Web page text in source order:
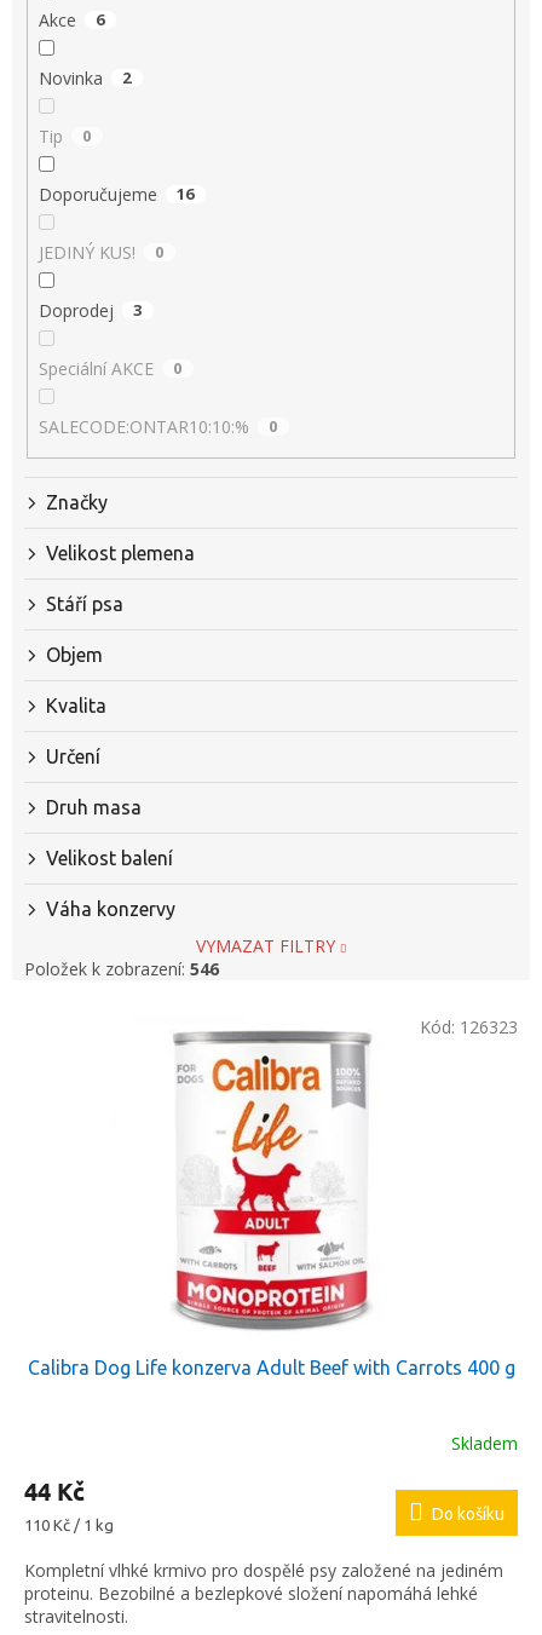
Akce 6
Novinka 2
Tip 0
Doporučujeme 16
JEDINÝ KUS! 0
Doprodej 3
Speciální AKCE 0
SALECODE:ONTAR10:10:% 0
Značky
Velikost plemena
Stáří psa
Objem
Kvalita
Určení
Druh masa
Velikost balení
Váha konzervy
VYMAZAT FILTRY
Položek k zobrazení: 546
Calibra Dog Life konzerva Adult Beef with Carrots 400 g
Skladem
44 Kč
Měrná
110 Kč / 1 kg
Do košíku
Kompletní vlhké krmivo pro dospělé psy založené na jediném
proteinu. Bezobilné a bezlepkové složení napomáhá lehké
stravitelnosti.
Kód: 126323